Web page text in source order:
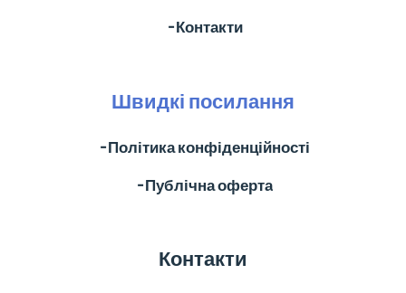
╶ Контакти
Швидкі посилання
╶ Політика конфіденційності
╶ Публічна оферта
Контакти